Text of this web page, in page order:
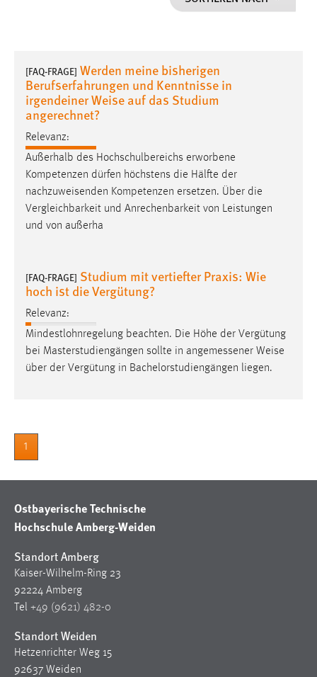
[FAQ-FRAGE] Werden meine bisherigen
Berufserfahrungen und Kenntnisse in
irgendeiner Weise auf das Studium
angerechnet?
Relevanz:
Außerhalb des Hochschulbereichs erworbene
Kompetenzen dürfen höchstens die Hälfte der
nachzuweisenden Kompetenzen ersetzen. Über die
Vergleichbarkeit und Anrechenbarkeit von Leistungen
und von außerha
[FAQ-FRAGE] Studium mit vertiefter Praxis: Wie
hoch ist die Vergütung?
Relevanz:
Mindestlohnregelung beachten. Die Höhe der Vergütung
bei Masterstudiengängen sollte in angemessener Weise
über der Vergütung in Bachelorstudiengängen liegen.
1
Ostbayerische Technische
Hochschule Amberg-Weiden
Standort Amberg
Kaiser-Wilhelm-Ring 23
92224 Amberg
Tel +49 (9621) 482-0
Standort Weiden
Hetzenrichter Weg 15
92637 Weiden
Performance
Name:
staticfilecache
Für performante Seitenauslieferung wird in diesem Cookie
gespeichert, ob man eingeloggt ist.
site-language-preference
Zweck:
Das Cookie speichert die gewählte Sprache der Website.
Cookie Laufzeit:
30 Tage
Wird benötigt um die Chatfunktion nutzen zu können.
Cookie Laufzeit:
5e9dbeb1811c0446 = Sitzungslaufzeit, mibew_locale = 3
Jahre, MIBEW_UserID = 1 Jahr
Name:
fe_user, be_user, be_lastLoginProvider